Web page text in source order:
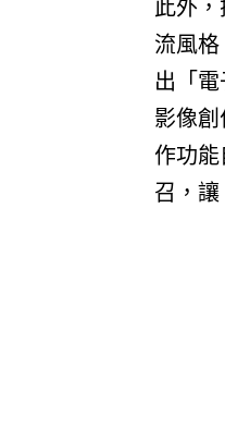
此外
流風
出「
影像
作功
召，讓